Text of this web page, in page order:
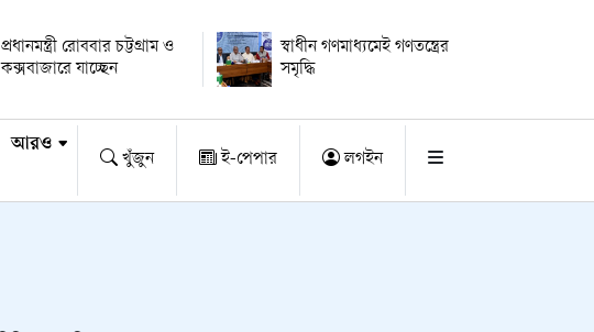
প্রধানমন্ত্রী রোববার চট্টগ্রাম ও
কক্সবাজারে যাচ্ছেন
স্বাধীন গণমাধ্যমেই গণতন্ত্রের
সমৃদ্ধি
আরও
খুঁজুন ই-পেপার লগইন